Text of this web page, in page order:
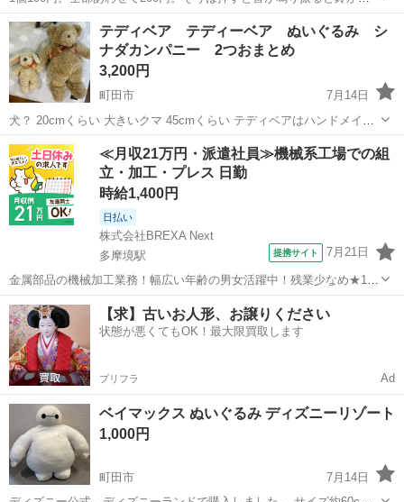
ります。黄色の犬もお腹を押すと音がなります。てんとう虫の中は鏡
でボールのように遊べます。ペンギンはクリスピーのように投げて遊
ぶようです。はなちゃんはチャレン...
東京 町田市 おもちゃ ペンギン
テディベア テディーベア ぬいぐるみ シ
ナダカンパニー 2つおまとめ
3,200円
町田市
7月14日
犬？ 20cmくらい 大きいクマ 45cmくらい テディベアはハンドメイド
品 シナダカンパニー製 日本製 made in japan 子供の頃から25年以
上大切にしていましたが、整理のため、 大切にしてくださるテディ
ベ...
東京 町田市 おもちゃ テディベア
≪月収21万円・派遣社員≫機械系工場での組
立・加工・プレス 日勤
時給1,400円
日払い
株式会社BREXA Next
多摩境駅
提携サイト 7月21日
金属部品の機械加工業務！幅広い年齢の男女活躍中！残業少なめ★1食
300円～食堂利用可★便利な日払い制度あり！働きやすい空調完備
♪《東京都町田市》 人気の工場のお仕事 ◇ワイヤーカット・NC旋盤・
機械加工のお仕事 ◇ ①金...
東京 町田市 多摩境駅 その他
【求】古いお人形、お譲りください
状態が悪くてもOK！最大限買取します
プリフラ Ad
ベイマックス ぬいぐるみ ディズニーリゾート
1,000円
町田市
7月14日